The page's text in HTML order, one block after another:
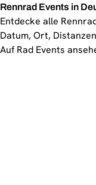
Rennrad Events in
Entdecke alle
Datum, Ort,
Auf Rad Events